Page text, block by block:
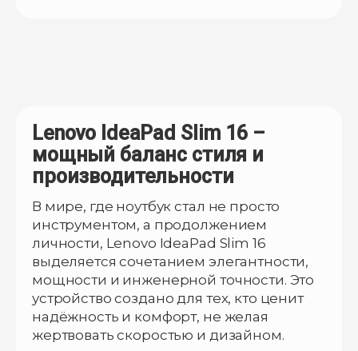
Lenovo IdeaPad Slim 16 –
мощный баланс стиля и
производительности
В мире, где ноутбук стал не просто
инструментом, а продолжением
личности, Lenovo IdeaPad Slim 16
выделяется сочетанием элегантности,
мощности и инженерной точности. Это
устройство создано для тех, кто ценит
надёжность и комфорт, не желая
жертвовать скоростью и дизайном.